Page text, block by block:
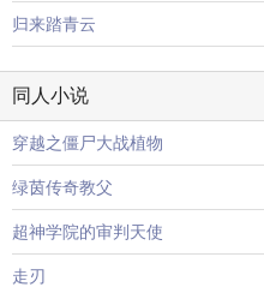
归来踏青云
同人小说
穿越之僵尸大战植物
绿茵传奇教父
超神学院的审判天使
走刃